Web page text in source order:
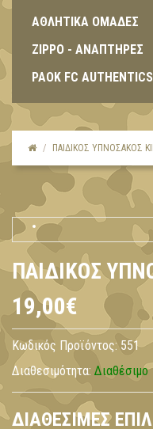
ΑΘΛΗΤΙΚΑ ΟΜΑΔΕΣ
ZIPPO - ΑΝΑΠΤΗΡΕΣ
PAOK FC AUTHENTICS
ΠΑΙΔΙΚΌΣ ΥΠΝΌΣΑΚΟΣ
ΠΑΙΔΙΚΌΣ
19,00€
Κωδικός Προϊόντος: 551
Διαθεσιμότητα: Διαθέσιμο
ΔΙΑΘΈΣΙΜΕΣ